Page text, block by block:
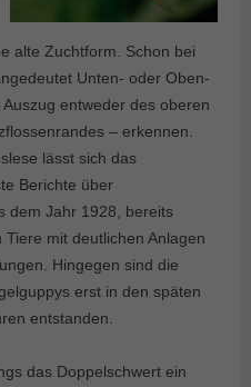
alte Zuchtform. Schon bei
Unten- oder Oben­
entweder des oberen
– erkennen.
lässt sich das
Berichte über
dem Jahr 1928, bereits
mit deutlichen Anlagen
Hingegen sind die
erst in den späten
entstanden.
das Doppelschwert ein